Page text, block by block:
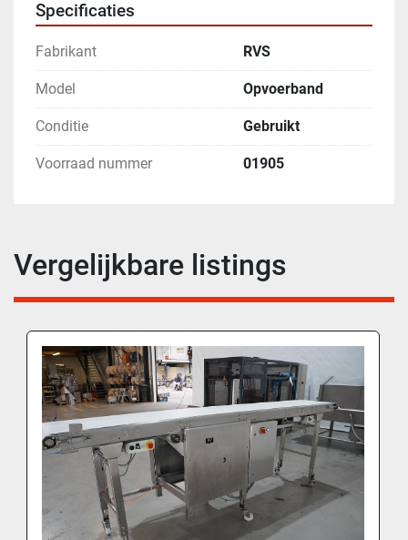
Specificaties
Fabrikant RVS
Model Opvoerband
Conditie Gebruikt
Voorraad nummer 01905
Vergelijkbare listings